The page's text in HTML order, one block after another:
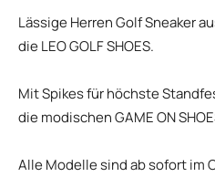
Lässige Herren Golf Sneaker
die LEO GOLF SHOES.
Mit Spikes für höchste
die modischen GAME ON
Alle Modelle sind ab sofort im